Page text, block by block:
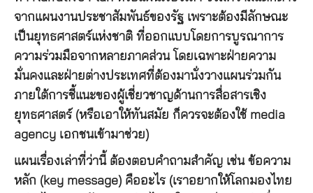
จากแผนงานประชาสัมพันธ์ของรัฐ เพราะต้องมีลักษณะ
เป็นยุทธศาสตร์แห่งชาติ ที่ออกแบบโดยการบูรณาการ
ความร่วมมือจากหลายภาคส่วน โดยเฉพาะฝ่ายความ
มั่นคงและฝ่ายต่างประเทศที่ต้องมานั่งวางแผนร่วมกัน
ภายใต้การชี้แนะของผู้เชี่ยวชาญด้านการสื่อสารเชิง
ยุทธศาสตร์ (หรือเอาให้ทันสมัย ก็ควรจะต้องใช้ media
agency เอกชนเข้ามาช่วย)
แผนเรื่องเล่าที่ว่านี้ ต้องตอบคำถามสำคัญ เช่น ข้อความ
หลัก (key message) คืออะไร (เราอยากให้โลกมองไทย